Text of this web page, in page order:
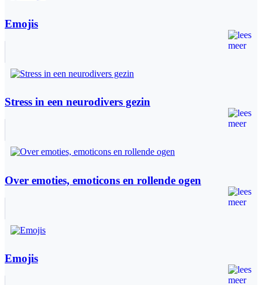
Emojis
Stress in een neurodivers gezin
Over emoties, emoticons en rollende ogen
Emojis